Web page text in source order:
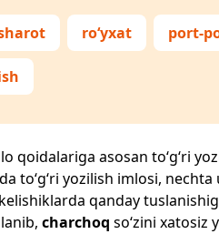
ro‘yxat port-
qoidalariga asosan to‘g‘ri
to‘g‘ri yozilish imlosi,
qanday
charchoq so‘zini xatosiz